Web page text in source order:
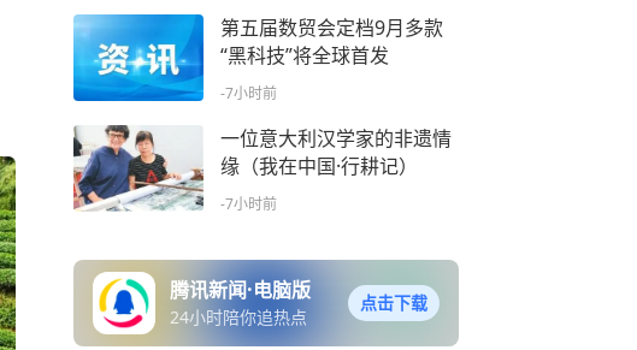
第五届数贸会定档9月多款
“黑科技”将全球首发
-7小时前
一位意大利汉学家的非遗情
缘（我在中国·行耕记）
-7小时前
腾讯新闻·电脑版
24小时陪你追热点
点击下载